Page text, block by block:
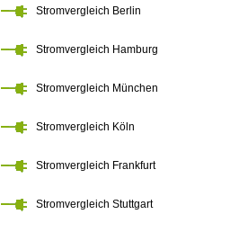
Stromvergleich Berlin
Stromvergleich Hamburg
Stromvergleich München
Stromvergleich Köln
Stromvergleich Frankfurt
Stromvergleich Stuttgart